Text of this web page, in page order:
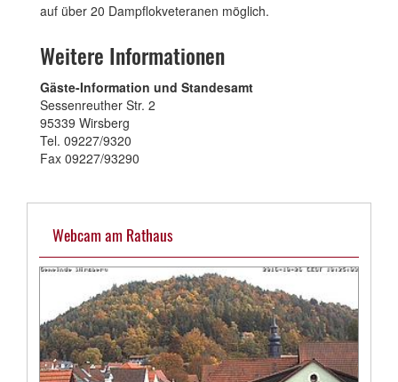
auf über 20 Dampflokveteranen möglich.
Weitere Informationen
Gäste-Information und Standesamt
Sessenreuther Str. 2
95339 Wirsberg
Tel. 09227/9320
Fax 09227/93290
Webcam am Rathaus